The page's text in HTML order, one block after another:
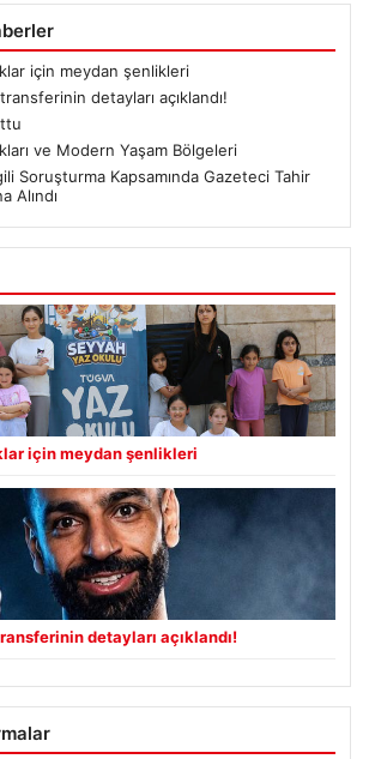
için meydan şenlikleri
detayları açıklandı!
ve Modern Yaşam Bölgeleri
Soruşturma Kapsamında Gazeteci Tahir
Alındı
için meydan şenlikleri
detayları açıklandı!